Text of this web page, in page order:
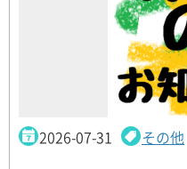
2026-07-31 その他